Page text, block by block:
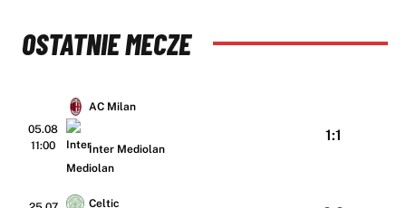
OSTATNIE MECZE
05.08
11:00
AC Milan
Inter Mediolan
1:1
Celtic